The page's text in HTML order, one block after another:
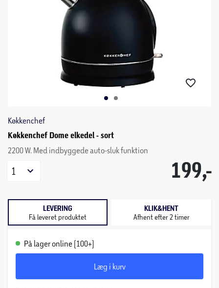
Køkkenchef
Køkkenchef Dome elkedel - sort
2200 W. Med indbyggede auto-sluk funktion
199,-
1
LEVERING
Få leveret produktet
KLIK&HENT
Afhent efter 2 timer
På lager online (100+)
Læg i kurv